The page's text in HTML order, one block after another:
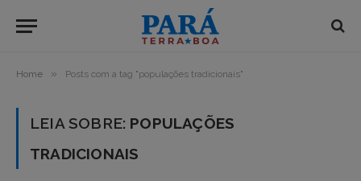
Home » Posts com a tag "populações tradicionais"
LEIA SOBRE: POPULAÇÕES
TRADICIONAIS